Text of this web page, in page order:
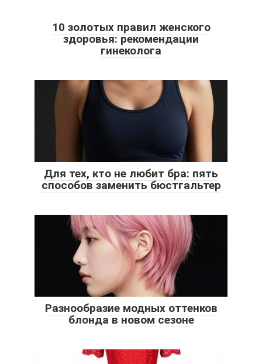
10 золотых правил женского
здоровья: рекомендации
гинеколога
Для тех, кто не любит бра: пять
способов заменить бюстгальтер
Разнообразие модных оттенков
блонда в новом сезоне